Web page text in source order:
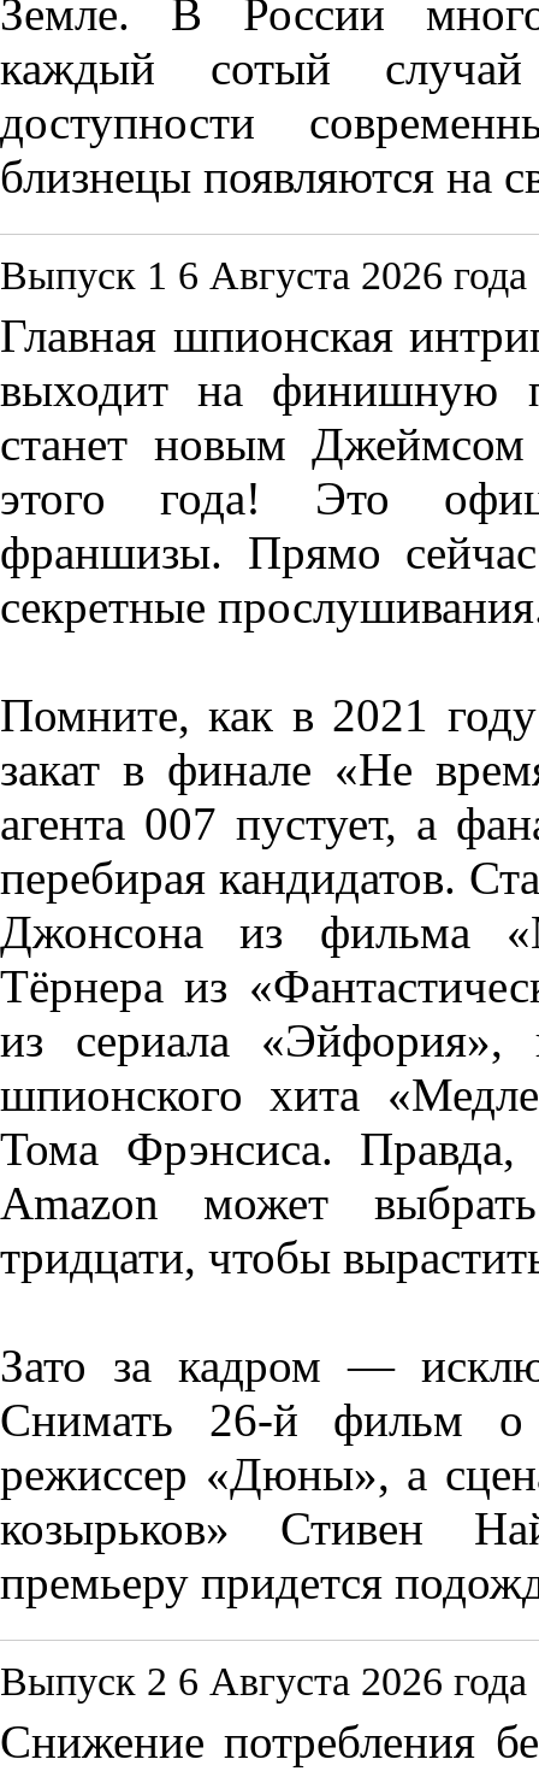
Земле. В России
каждый сотый
доступности
близнецы появляются на
Выпуск 1 6 Августа 2026 года
Главная шпионская
выходит на финишную
станет новым
этого года! Это
франшизы. Прямо
секретные
Помните, как в 2021
закат в финале «Не
агента 007 пустует, а
перебирая кандидатов.
Джонсона из фильма
Тёрнера из
из сериала «Эйфория»,
шпионского хита
Тома Фрэнсиса. Правда,
Amazon может
тридцати, чтобы
Зато за кадром —
Снимать 26-й фильм о
режиссер «Дюны», а
козырьков» Стивен
премьеру придется
Выпуск 2 6 Августа 2026 года
Снижение потребления